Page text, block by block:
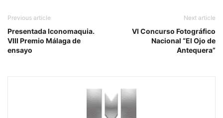
Previous article
Presentada Iconomaquia.
VIII Premio Málaga de
ensayo
Next article
VI Concurso Fotográfico
Nacional “El Ojo de
Antequera”